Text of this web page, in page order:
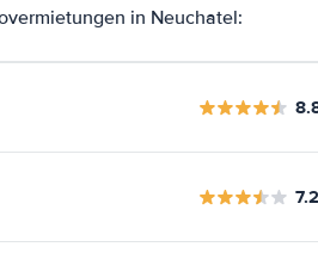
in Neuchatel:
7.2